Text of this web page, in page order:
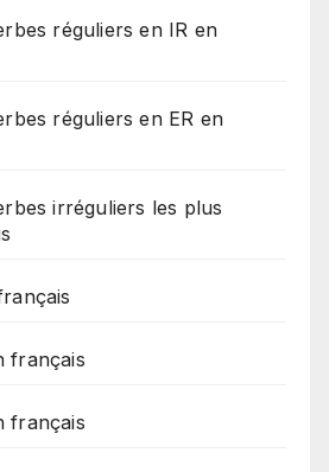
réguliers en IR en
réguliers en ER en
irréguliers les plus
français
français